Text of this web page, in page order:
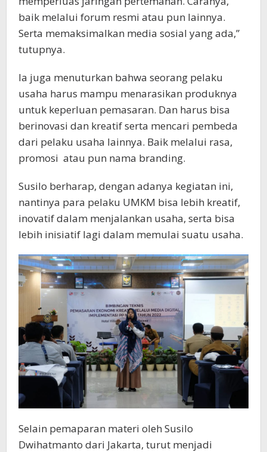
baik melalui forum resmi atau pun lainnya.
Serta memaksimalkan media sosial yang ada,”
tutupnya.
Ia juga menuturkan bahwa seorang pelaku
usaha harus mampu menarasikan produknya
untuk keperluan pemasaran. Dan harus bisa
berinovasi dan kreatif serta mencari pembeda
dari pelaku usaha lainnya. Baik melalui rasa,
promosi atau pun nama branding.
Susilo berharap, dengan adanya kegiatan ini,
nantinya para pelaku UMKM bisa lebih kreatif,
inovatif dalam menjalankan usaha, serta bisa
lebih inisiatif lagi dalam memulai suatu usaha.
Selain pemaparan materi oleh Susilo
Dwihatmanto dari Jakarta, turut menjadi